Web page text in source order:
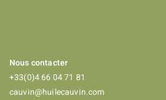
Nous contacter
+33(0)4 66 04 71 81
cauvin@huilecauvin.com